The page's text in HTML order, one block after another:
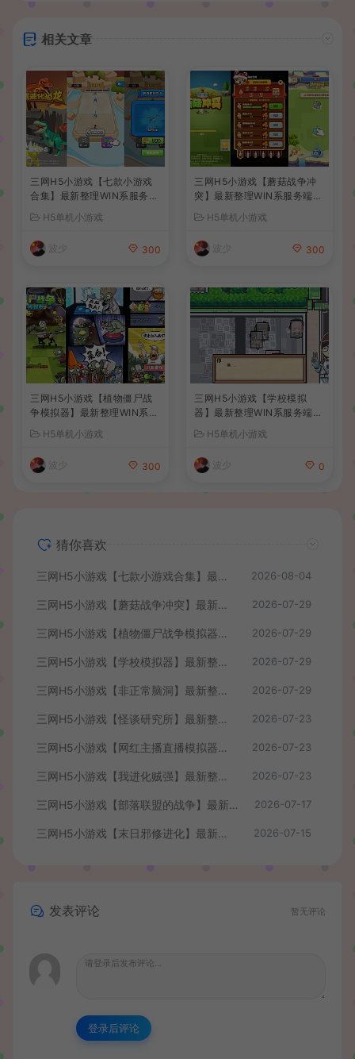
相关文章
三网H5小游戏【七款小游戏
合集】最新整理WIN系服务端
+Linux手工服务端+详细搭建
教程
H5单机小游戏
波少 300
三网H5小游戏【蘑菇战争冲
突】最新整理WIN系服务端+
Linux手工服务端+详细搭建
教程
H5单机小游戏
波少 300
三网H5小游戏【植物僵尸战
争模拟器】最新整理WIN系服
务端+Linux手工服务端+详细
搭建教程
H5单机小游戏
波少 300
三网H5小游戏【学校模拟
器】最新整理WIN系服务端+
Linux手工服务端+详细搭建
教程
H5单机小游戏
波少 0
猜你喜欢
三网H5小游戏【七款小游戏合集】最新整理WIN系服务端+Linux手工服务端+详细搭建教程 2026-08-04
三网H5小游戏【蘑菇战争冲突】最新整理WIN系服务端+Linux手工服务端+详细搭建教程 2026-07-29
三网H5小游戏【植物僵尸战争模拟器】最新整理WIN系服务端+Linux手工服务端+详细搭建教程 2026-07-29
三网H5小游戏【学校模拟器】最新整理WIN系服务端+Linux手工服务端+详细搭建教程 2026-07-29
三网H5小游戏【非正常脑洞】最新整理WIN系服务端+Linux手工服务端+详细搭建教程 2026-07-29
三网H5小游戏【怪谈研究所】最新整理WIN系服务端+Linux手工服务端+详细搭建教程 2026-07-23
三网H5小游戏【网红主播直播模拟器】最新整理WIN系服务端+Linux手工服务端+详细搭建教程 2026-07-23
三网H5小游戏【我进化贼强】最新整理WIN系服务端+Linux手工服务端+详细搭建教程 2026-07-23
三网H5小游戏【部落联盟的战争】最新整理WIN系服务端+Linux手工服务端+详细搭建教程 2026-07-17
三网H5小游戏【末日邪修进化】最新整理WIN系服务端+Linux手工服务端+详细搭建教程 2026-07-15
发表评论 暂无评论
登录后评论